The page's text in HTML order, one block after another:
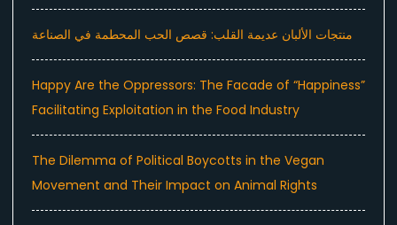
منتجات الألبان عديمة القلب: قصص الحب المحطمة في الصناعة
Happy Are the Oppressors: The Facade of “Happiness”
Facilitating Exploitation in the Food Industry
The Dilemma of Political Boycotts in the Vegan
Movement and Their Impact on Animal Rights